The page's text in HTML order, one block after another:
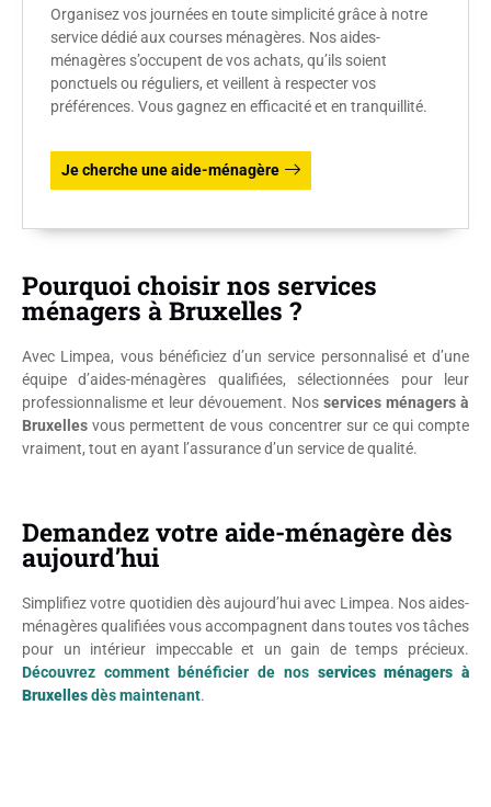
Organisez vos journées en toute simplicité grâce à notre
service dédié aux courses ménagères. Nos aides-
ménagères s’occupent de vos achats, qu’ils soient
ponctuels ou réguliers, et veillent à respecter vos
préférences. Vous gagnez en efficacité et en tranquillité.
Je cherche une aide-ménagère
Pourquoi choisir nos services
ménagers à Bruxelles ?
Avec Limpea, vous bénéficiez d’un service personnalisé et d’une
équipe d’aides-ménagères qualifiées, sélectionnées pour leur
professionnalisme et leur dévouement. Nos services ménagers à
Bruxelles vous permettent de vous concentrer sur ce qui compte
vraiment, tout en ayant l’assurance d’un service de qualité.
Demandez votre aide-ménagère dès
aujourd’hui
Simplifiez votre quotidien dès aujourd’hui avec Limpea. Nos aides-
ménagères qualifiées vous accompagnent dans toutes vos tâches
pour un intérieur impeccable et un gain de temps précieux.
Découvrez comment bénéficier de nos services ménagers à
Bruxellesdès maintenant.